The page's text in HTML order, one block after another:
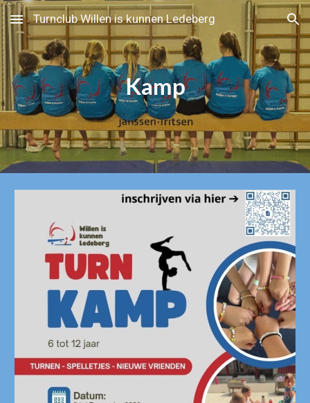
Skip to main content Skip to navigation
Turnclub Willen is kunnen Ledeberg
Kamp